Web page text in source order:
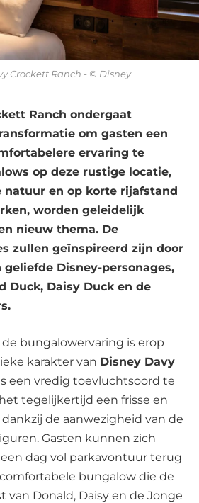
Crockett Ranch - © Disney
Ranch ondergaat
om gasten een
ervaring te
op deze rustige locatie,
natuur en op korte rijafstand
worden geleidelijk
nieuw thema. De
zullen geïnspireerd zijn door
Disney-personages,
Duck, Daisy Duck en de
bungalowervaring is erop
karakter van Disney Davy
een vredig toevluchtsoord te
tegelijkertijd een frisse en
de aanwezigheid van de
Gasten kunnen zich
dag vol parkavontuur terug
bungalow die de
van Donald, Daisy en de Jonge